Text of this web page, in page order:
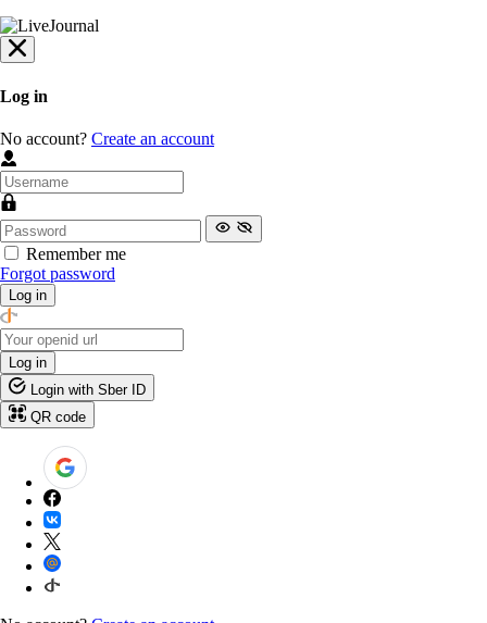
Log in
No account? Create an account
Remember me
Forgot password
Log in
Log in
Login with Sber ID
QR code